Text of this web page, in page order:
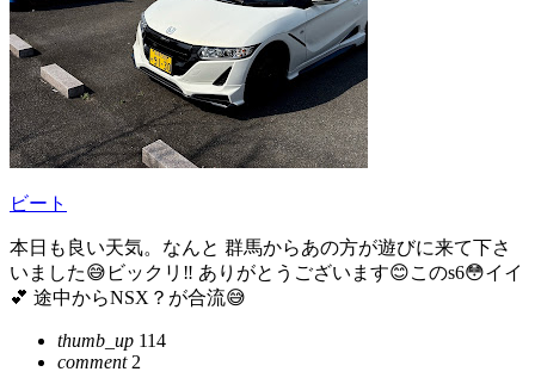
ビート
本日も良い天気。なんと 群馬からあの方が遊びに来て下さ
いました😅ビックリ‼️ ありがとうございます😊このs6😳イイ
💕 途中からNSX？が合流😅
thumb_up 114
comment2